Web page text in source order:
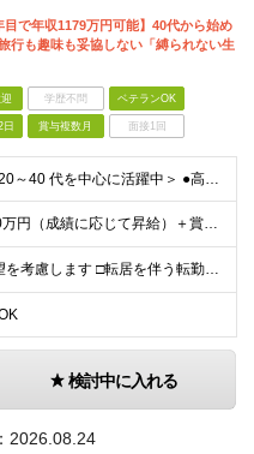
目で年収1179万円可能】40代から始め
行も趣味も妥協しない「縛られない生
学歴不問 ベテランOK
日 賞与複数月 面接1回
＜未経験歓迎！20～40 代を中心に活躍中＞ ●高卒以上 ●業界・業種未経験OK <こんな方を歓迎します> ・公私ともに生涯活かせる専門知識を身につけたい方 ・ライフステージが変わってもキャリアを築
月給20万円～60万円（成績に応じて昇給）＋賞与年4回 ※前職給与・経験・年齢・能力を考慮の上、決定します ※試用期間3ヶ月あり（期間中の待遇に変更なし） ※入社後2年間は、研修期間として初期補給制
□勤務地はご希望を考慮します □転居を伴う転勤はありません ●首都圏第七FA支社 東京都港区虎ノ門3-17-1 TOKYU REIT虎ノ門ビル4F ​●つくばFA支社 茨城県つくば市竹園1-6
検討中に入れる
2026.08.24